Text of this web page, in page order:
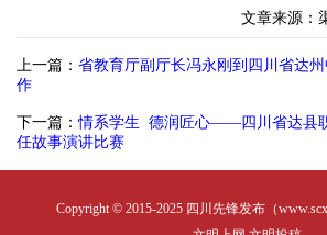
文章来源：
上一篇： 省教育厅副厅长冯永刚到四川省达
作
下一篇：情系学生 德润匠心——四川省达县
任故事演讲比赛
Copyright © 2015-2025 四川先锋发布（